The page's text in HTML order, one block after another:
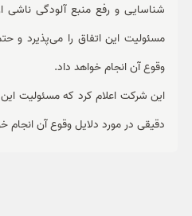
شناسایی و رفع منبع آلودگی ناشی
مسئولیت این اتفاق را می‌پذیرد و
وقوع آن انجام خواهد داد.
این شرکت اعلام کرد که مسئولیت
دقیقی در مورد دلایل وقوع آن انجام